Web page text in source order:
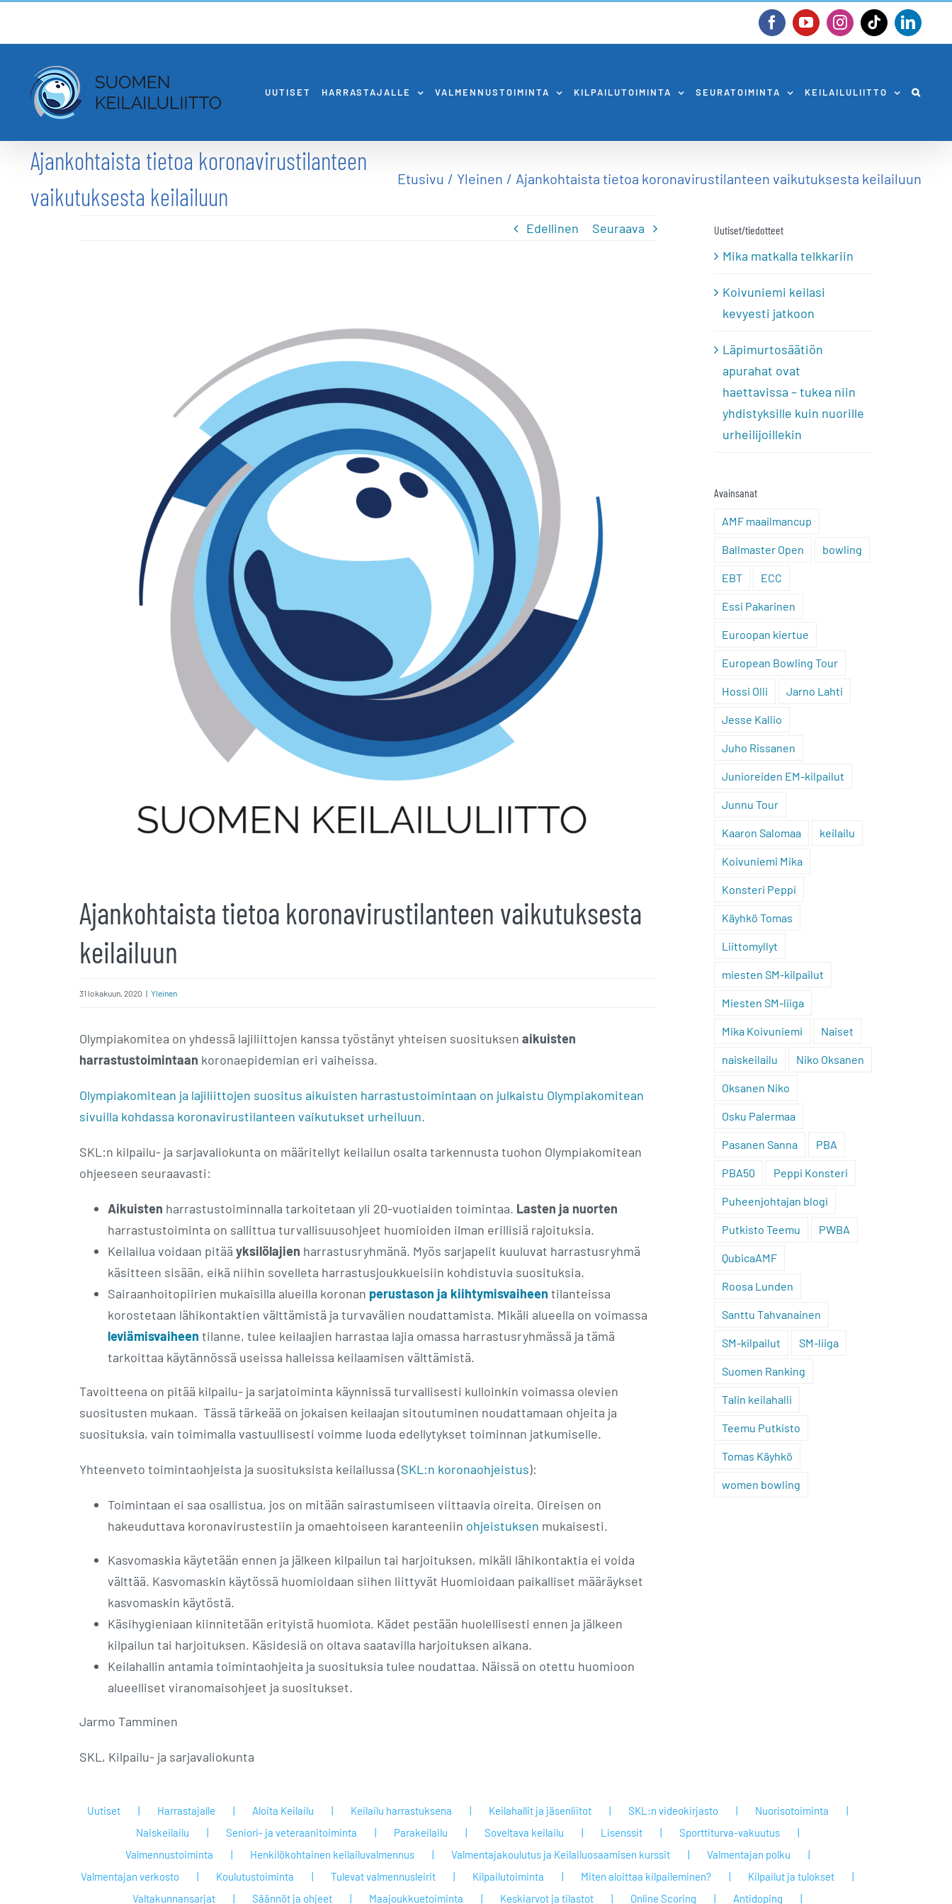
FacebookYouTubeInstagram
Tiktok
UUTISET HARRASTAJALLE VALMENNUSTOIMINTA KILPAILUTOIMINTA SEURATOIMINTA KEILAILULIITTO
Ajankohtaista tietoa koronavirustilanteen
vaikutuksesta keilailuun
Etusivu Yleinen Ajankohtaista tietoa koronavirustilanteen vaikutuksesta keilailuun
Edellinen Seuraava
Ajankohtaista tietoa koronavirustilanteen vaikutuksesta
keilailuun
31 lokakuun, 2020 | Yleinen
Olympiakomitea on yhdessä lajiliittojen kanssa työstänyt yhteisen suosituksen aikuisten
harrastustoimintaan koronaepidemian eri vaiheissa.
Olympiakomitean ja lajiliittojen suositus aikuisten harrastustoimintaan on julkaistu Olympiakomitean
sivuilla kohdassa koronavirustilanteen vaikutukset urheiluun.
SKL:n kilpailu- ja sarjavaliokunta on määritellyt keilailun osalta tarkennusta tuohon Olympiakomitean
ohjeeseen seuraavasti:
Aikuisten harrastustoiminnalla tarkoitetaan yli 20-vuotiaiden toimintaa. Lasten ja nuorten
harrastustoiminta on sallittua turvallisuusohjeet huomioiden ilman erillisiä rajoituksia.
Keilailua voidaan pitää yksilölajien harrastusryhmänä. Myös sarjapelit kuuluvat harrastusryhmä
käsitteen sisään, eikä niihin sovelleta harrastusjoukkueisiin kohdistuvia suosituksia.
Sairaanhoitopiirien mukaisilla alueilla koronan perustason ja kiihtymisvaiheen tilanteissa
korostetaan lähikontaktien välttämistä ja turvavälien noudattamista. Mikäli alueella on voimassa
leviämisvaiheen tilanne, tulee keilaajien harrastaa lajia omassa harrastusryhmässä ja tämä
tarkoittaa käytännössä useissa halleissa keilaamisen välttämistä.
Tavoitteena on pitää kilpailu- ja sarjatoiminta käynnissä turvallisesti kulloinkin voimassa olevien
suositusten mukaan. Tässä tärkeää on jokaisen keilaajan sitoutuminen noudattamaan ohjeita ja
suosituksia, vain toimimalla vastuullisesti voimme luoda edellytykset toiminnan jatkumiselle.
Yhteenveto toimintaohjeista ja suosituksista keilailussa (SKL:n koronaohjeistus):
Toimintaan ei saa osallistua, jos on mitään sairastumiseen viittaavia oireita. Oireisen on
hakeuduttava koronavirustestiin ja omaehtoiseen karanteeniin ohjeistuksen mukaisesti.
Kasvomaskia käytetään ennen ja jälkeen kilpailun tai harjoituksen, mikäli lähikontaktia ei voida
välttää. Kasvomaskin käytössä huomioidaan siihen liittyvät Huomioidaan paikalliset määräykset
kasvomaskin käytöstä.
Käsihygieniaan kiinnitetään erityistä huomiota. Kädet pestään huolellisesti ennen ja jälkeen
kilpailun tai harjoituksen. Käsidesiä on oltava saatavilla harjoituksen aikana.
Keilahallin antamia toimintaohjeita ja suosituksia tulee noudattaa. Näissä on otettu huomioon
alueelliset viranomaisohjeet ja suositukset.
Jarmo Tamminen
SKL, Kilpailu- ja sarjavaliokunta
Uutiset/tiedotteet
Mika matkalla telkkariin
Koivuniemi keilasi
kevyesti jatkoon
Läpimurtosäätiön
apurahat ovat
haettavissa – tukea niin
yhdistyksille kuin nuorille
urheilijoillekin
Avainsanat
AMF maailmancup
Ballmaster Open bowling
EBT ECC
Essi Pakarinen
Euroopan kiertue
European Bowling Tour
Hossi Olli Jarno Lahti
Jesse Kallio
Juho Rissanen
Junioreiden EM-kilpailut
Junnu Tour
Kaaron Salomaa keilailu
Koivuniemi Mika
Konsteri Peppi
Käyhkö Tomas
Liittomyllyt
miesten SM-kilpailut
Miesten SM-liiga
Mika Koivuniemi Naiset
naiskeilailu Niko Oksanen
Oksanen Niko
Osku Palermaa
Pasanen Sanna PBA
PBA50 Peppi Konsteri
Puheenjohtajan blogi
Putkisto Teemu PWBA
QubicaAMF
Roosa Lunden
Santtu Tahvanainen
SM-kilpailut SM-liiga
Suomen Ranking
Talin keilahalli
Teemu Putkisto
Tomas Käyhkö
women bowling
Uutiset Harrastajalle Aloita Keilailu Keilailu harrastuksena Keilahallit ja jäsenliitot SKL:n videokirjasto
Nuorisotoiminta
Naiskeilailu
Seniori- ja veteraanitoiminta Parakeilailu Soveltava keilailu Lisenssit
Sporttiturva-vakuutus
Valmennustoiminta
Henkilökohtainen keilailuvalmennus Valmentajakoulutus ja Keilailuosaamisen kurssit
Valmentajan polku
Valmentajan verkosto
Koulutustoiminta Tulevat valmennusleirit Kilpailutoiminta Miten aloittaa kilpaileminen?
Kilpailut ja tulokset
Valtakunnansarjat
Säännöt ja ohjeet Maajoukkuetoiminta Keskiarvot ja tilastot Online Scoring Antidoping